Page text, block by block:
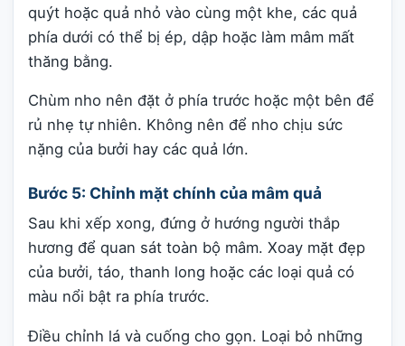
quýt hoặc quả nhỏ vào cùng một khe, các quả
phía dưới có thể bị ép, dập hoặc làm mâm mất
thăng bằng.
Chùm nho nên đặt ở phía trước hoặc một bên để
rủ nhẹ tự nhiên. Không nên để nho chịu sức
nặng của bưởi hay các quả lớn.
Bước 5: Chỉnh mặt chính của mâm quả
Sau khi xếp xong, đứng ở hướng người thắp
hương để quan sát toàn bộ mâm. Xoay mặt đẹp
của bưởi, táo, thanh long hoặc các loại quả có
màu nổi bật ra phía trước.
Điều chỉnh lá và cuống cho gọn. Loại bỏ những